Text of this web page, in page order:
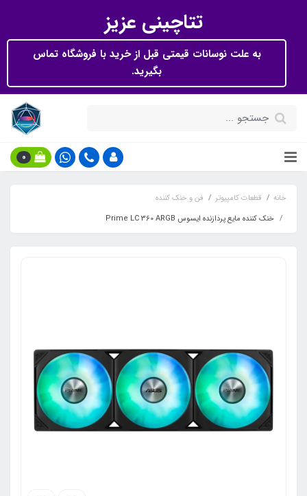
تتاچینی عزیز
به علت نوسانات قیمتی قبل از خرید با فروشگاه تماس
بگیرید.
0
خانه قطعات کامپیوتر
فن و خنک کننده
خنک کننده مایع پردازنده ایسوس Prime LC 360 ARGB